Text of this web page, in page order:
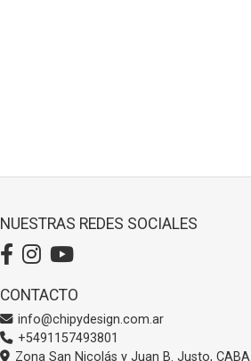
NUESTRAS REDES SOCIALES
CONTACTO
info@chipydesign.com.ar
+5491157493801
Zona San Nicolás y Juan B. Justo, CABA